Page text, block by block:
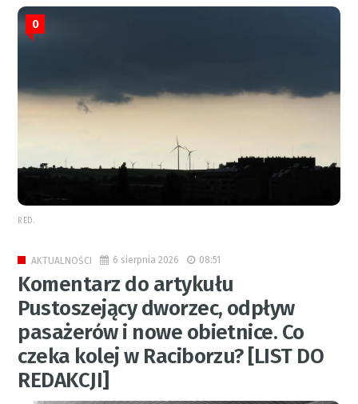
0
RED.
AKTUALNOŚCI 6 sierpnia 2026 08:51
Komentarz do artykułu
Pustoszejący dworzec, odpływ
pasażerów i nowe obietnice. Co
czeka kolej w Raciborzu? [LIST DO
REDAKCJI]